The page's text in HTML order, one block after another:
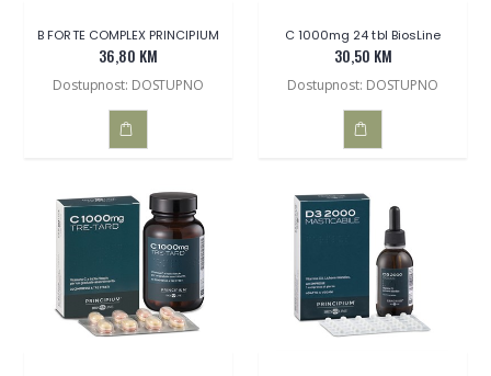
B FORTE COMPLEX PRINCIPIUM
36,80 KM
Dostupnost: DOSTUPNO
U
KOŠARICU
C 1000mg 24 tbl BiosLine
30,50 KM
Dostupnost: DOSTUPNO
U
KOŠARICU